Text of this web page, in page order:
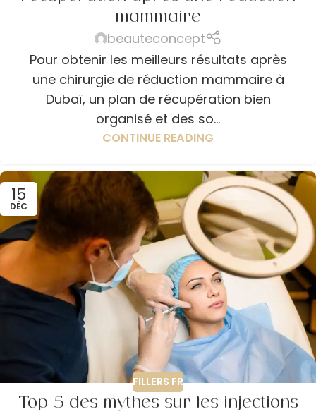
mammaire
beauteconcept
Pour obtenir les meilleurs résultats après
une chirurgie de réduction mammaire à
Dubaï, un plan de récupération bien
organisé et des so...
CONTINUE READING
15
DÉC
FILLERS FR
Top 5 des mythes sur les injections